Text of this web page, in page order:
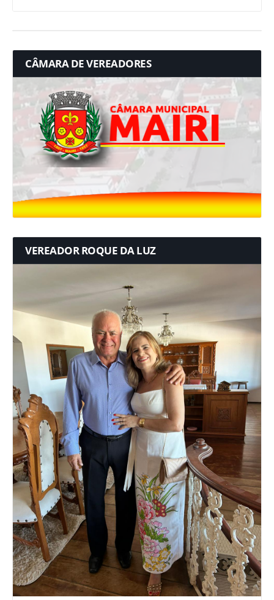
CÂMARA DE VEREADORES
VEREADOR ROQUE DA LUZ